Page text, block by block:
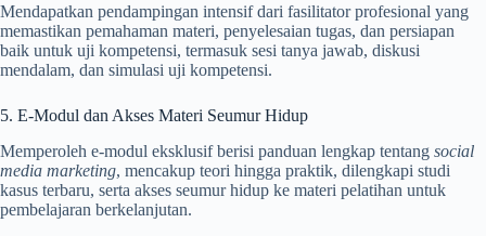
Mendapatkan pendampingan intensif dari fasilitator profesional yang
memastikan pemahaman materi, penyelesaian tugas, dan persiapan
baik untuk uji kompetensi, termasuk sesi tanya jawab, diskusi
mendalam, dan simulasi uji kompetensi.
5. E-Modul dan Akses Materi Seumur Hidup
Memperoleh e-modul eksklusif berisi panduan lengkap tentang social
media marketing, mencakup teori hingga praktik, dilengkapi studi
kasus terbaru, serta akses seumur hidup ke materi pelatihan untuk
pembelajaran berkelanjutan.